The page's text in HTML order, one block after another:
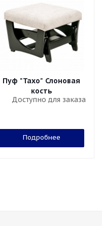
Пуф "Тахо" Слоновая
кость
Доступно для заказа
Подробнее